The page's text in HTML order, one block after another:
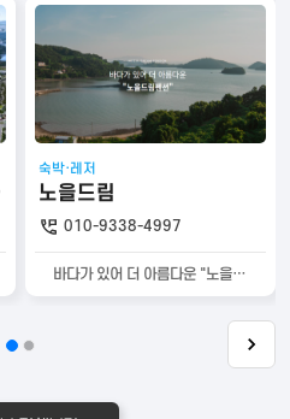
숙박·레저
노을드림
010-9338-4997
바다가 있어 더 아름다운 "노을드림펜션" 힐링하러 오세요~